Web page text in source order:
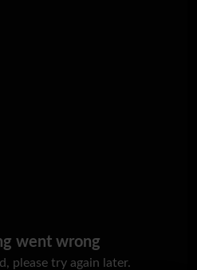
went wrong
please try again later.